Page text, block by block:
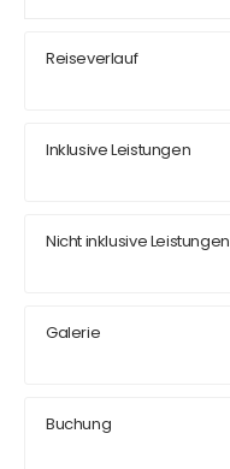
Reiseverlauf
Inklusive Leistungen
Nicht inklusive Leistungen
Galerie
Buchung